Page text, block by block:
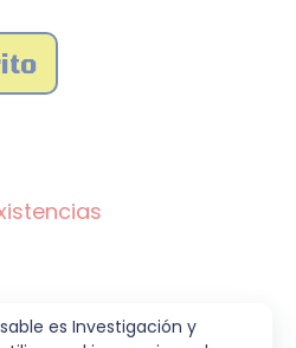
es Investigación y